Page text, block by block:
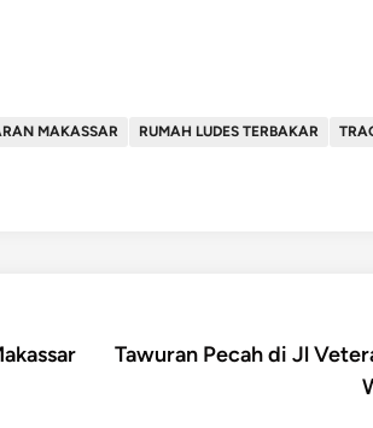
MAKASSAR RUMAH LUDES TERBAKAR
Tawuran Pecah di Jl